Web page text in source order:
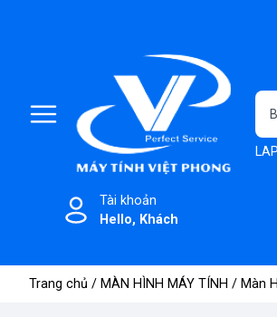
Tài khoản
Hello, Khách
Trang chủ / MÀN HÌNH MÁY TÍNH / Màn